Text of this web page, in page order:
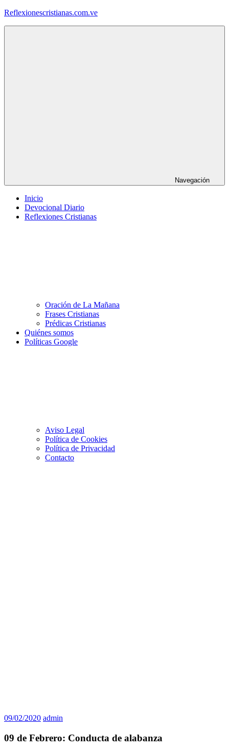
Saltar
Reflexionescristianas.com.ve
Navegación
Inicio
Devocional Diario
Reflexiones Cristianas
Oración de La Mañana
Frases Cristianas
Prédicas Cristianas
Quiénes somos
Políticas Google
Aviso Legal
Política de Cookies
Política de Privacidad
Contacto
09/02/2020 admin
09 de Febrero: Conducta de alabanza